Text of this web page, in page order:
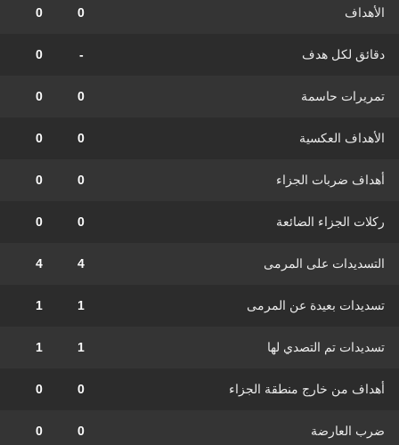
الأهداف 0
0
دقائق لكل هدف -
0
تمريرات حاسمة 0
0
الأهداف العكسية 0
0
أهداف ضربات الجزاء 0
0
ركلات الجزاء الضائعة 0
0
التسديدات على المرمى 4
4
تسديدات بعيدة عن المرمى 1
1
تسديدات تم التصدي لها 1
1
أهداف من خارج منطقة الجزاء 0
0
ضرب العارضة 0
0